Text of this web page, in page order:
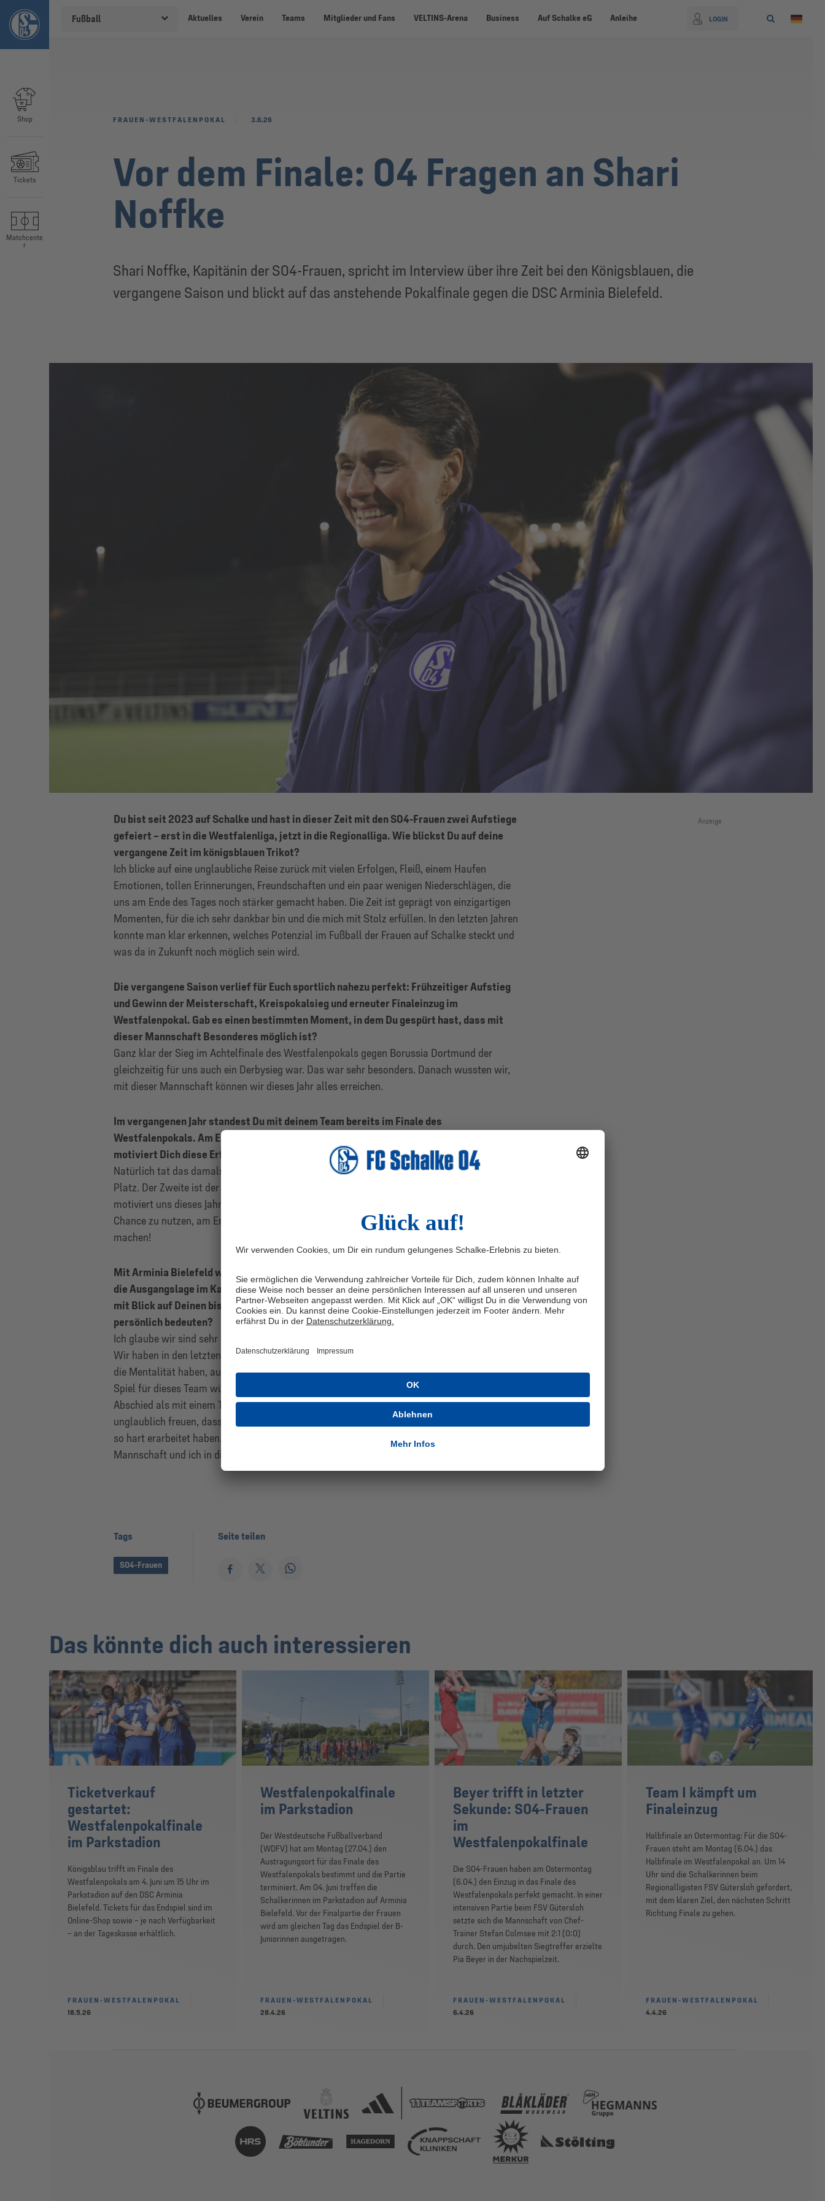
Fußball Aktuelles Verein Teams Mitglieder und Fans VELTINS-Arena Business Auf Schalke eG Anleihe LOGIN
Shop
Tickets
Matchcente
r
Vor dem Finale: 04 Fragen an Shari
Noffke
Shari Noffke, Kapitänin der S04-Frauen, spricht im Interview über ihre Zeit bei den Königsblauen, die
vergangene Saison und blickt auf das anstehende Pokalfinale gegen die DSC Arminia Bielefeld.
FRAUEN-WESTFALENPOKAL 3.6.26
Du bist seit 2023 auf Schalke und hast in dieser Zeit mit den S04-Frauen zwei Aufstiege
gefeiert – erst in die Westfalenliga, jetzt in die Regionalliga. Wie blickst Du auf deine
vergangene Zeit im königsblauen Trikot?
Ich blicke auf eine unglaubliche Reise zurück mit vielen Erfolgen, Fleiß, einem Haufen
Emotionen, tollen Erinnerungen, Freundschaften und ein paar wenigen Niederschlägen, die
uns am Ende des Tages noch stärker gemacht haben. Die Zeit ist geprägt von einzigartigen
Momenten, für die ich sehr dankbar bin und die mich mit Stolz erfüllen. In den letzten Jahren
konnte man klar erkennen, welches Potenzial im Fußball der Frauen auf Schalke steckt und
was da in Zukunft noch möglich sein wird.
Die vergangene Saison verlief für Euch sportlich nahezu perfekt: Frühzeitiger Aufstieg
und Gewinn der Meisterschaft, Kreispokalsieg und erneuter Finaleinzug im
Westfalenpokal. Gab es einen bestimmten Moment, in dem Du gespürt hast, dass mit
dieser Mannschaft Besonderes möglich ist?
Ganz klar der Sieg im Achtelfinale des Westfalenpokals gegen Borussia Dortmund der
gleichzeitig für uns auch ein Derbysieg war. Das war sehr besonders. Danach wussten wir,
mit dieser Mannschaft können wir dieses Jahr alles erreichen.
Im vergangenen Jahr standest Du mit deinem Team bereits im Finale des
Westfalenpokals. Am Ende musstet Ihr Euch jedoch geschlagen geben. Wie sehr
motiviert Dich diese Erfahrung zusätzlich, erneut die Chance auf den Titel zu bekommen?
Natürlich tat das damals weh. Man kommt bis ins Finale und geht am Ende als Zweiter vom
Platz. Der Zweite ist der erste Verlierer. Das ist nie ein schönes Gefühl. Aber genau das
motiviert uns dieses Jahr erst recht den Pokal nach Schalke zu holen und diesmal unsere
Chance zu nutzen, am Ende als Gewinner vom Platz zu gehen und die Saison perfekt zu
machen!
Mit Arminia Bielefeld wartet im Finale erneut ein Regionalligist auf Euch: Wie schätzt Du
die Ausgangslage im Kampf um das Triple ein und was würde Dir dieser Pokalsieg – auch
mit Blick auf Deinen bisherigen Weg bei Schalke und die Entwicklung des Teams –
persönlich bedeuten?
Ich glaube wir sind sehr gut aufgestellt und bereit dazu, auch Bielefeld die Stirn zu bieten.
Wir haben in den letzten Monaten bewiesen, dass wir die Qualität, den Zusammenhalt und
die Mentalität haben, auch höherklassige Gegner zu schlagen.Als mein persönliches letztes
Spiel für dieses Team würde es mir natürlich sehr viel bedeuten. Ich denke einen schöneren
Abschied als mit einem Triple in der Tasche, könnte es nicht geben. Ich würde mich
unglaublich freuen, dass wir uns endlich ganz dafür belohnen, was wir uns die letzten Jahre
so hart erarbeitet haben. So oder so bin ich aber einfach unfassbar stolz darauf, was meine
Mannschaft und ich in diesem, aber auch in den vergangenen Jahren erreicht haben.
Anzeige
Tags
S04-Frauen
Seite teilen
Das könnte dich auch interessieren
Ticketverkauf
gestartet:
Westfalenpokalfinale
im Parkstadion
Königsblau trifft im Finale des
Westfalenpokals am 4. Juni um 15 Uhr im
Parkstadion auf den DSC Arminia
Bielefeld. Tickets für das Endspiel sind im
Online-Shop sowie – je nach Verfügbarkeit
– an der Tageskasse erhältlich.
FRAUEN-WESTFALENPOKAL
18.5.26
Westfalenpokalfinale
im Parkstadion
Der Westdeutsche Fußballverband
(WDFV) hat am Montag (27.04.) den
Austragungsort für das Finale des
Westfalenpokals bestimmt und die Partie
terminiert. Am 04. Juni treffen die
Schalkerinnen im Parkstadion auf Arminia
Bielefeld. Vor der Finalpartie der Frauen
wird am gleichen Tag das Endspiel der B-
Juniorinnen ausgetragen.
FRAUEN-WESTFALENPOKAL
28.4.26
Beyer trifft in letzter
Sekunde: S04-Frauen
im
Westfalenpokalfinale
Die S04-Frauen haben am Ostermontag
(6.04.) den Einzug in das Finale des
Westfalenpokals perfekt gemacht. In einer
intensiven Partie beim FSV Gütersloh
setzte sich die Mannschaft von Chef-
Trainer Stefan Colmsee mit 2:1 (0:0)
durch. Den umjubelten Siegtreffer erzielte
Pia Beyer in der Nachspielzeit.
FRAUEN-WESTFALENPOKAL
6.4.26
Team I kämpft um
Finaleinzug
Halbfinale an Ostermontag: Für die S04-
Frauen steht am Montag (6.04.) das
Halbfinale im Westfalenpokal an. Um 14
Uhr sind die Schalkerinnen beim
Regionalligisten FSV Gütersloh gefordert,
mit dem klaren Ziel, den nächsten Schritt
Richtung Finale zu gehen.
FRAUEN-WESTFALENPOKAL
4.4.26